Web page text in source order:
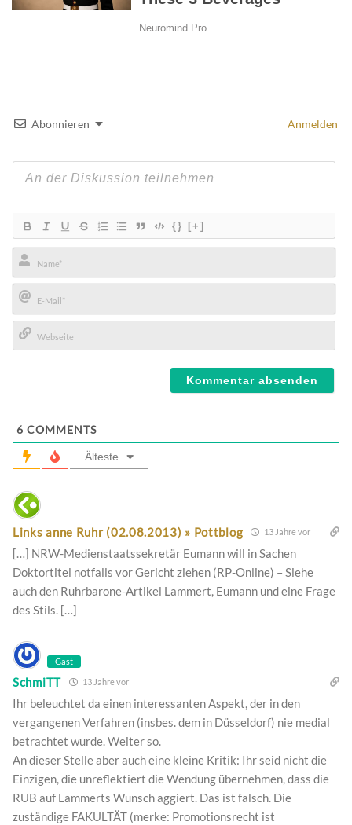
Abonnieren Anmelden
{} [+]
Name*
E-
Mail*
6 COMMENTS
Älteste
Links anne Ruhr (02.08.2013) » Pottblog 13 Jahre vor
[…] NRW-Medienstaatssekretär Eumann will in Sachen
Doktortitel notfalls vor Gericht ziehen (RP-Online) – Siehe
auch den Ruhrbarone-Artikel Lammert, Eumann und eine Frage
des Stils. […]
Gast
SchmiTT 13 Jahre vor
Ihr beleuchtet da einen interessanten Aspekt, der in den
vergangenen Verfahren (insbes. dem in Düsseldorf) nie medial
betrachtet wurde. Weiter so.
An dieser Stelle aber auch eine kleine Kritik: Ihr seid nicht die
Einzigen, die unreflektiert die Wendung übernehmen, dass die
RUB auf Lammerts Wunsch aggiert. Das ist falsch. Die
zuständige FAKULTÄT (merke: Promotionsrecht ist